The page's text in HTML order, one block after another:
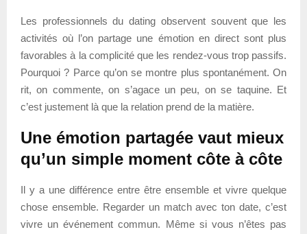
Les professionnels du dating observent souvent que les
activités où l’on partage une émotion en direct sont plus
favorables à la complicité que les rendez-vous trop passifs.
Pourquoi ? Parce qu’on se montre plus spontanément. On
rit, on commente, on s’agace un peu, on se taquine. Et
c’est justement là que la relation prend de la matière.
Une émotion partagée vaut mieux
qu’un simple moment côte à côte
Il y a une différence entre être ensemble et vivre quelque
chose ensemble. Regarder un match avec ton date, c’est
vivre un événement commun. Même si vous n’êtes pas